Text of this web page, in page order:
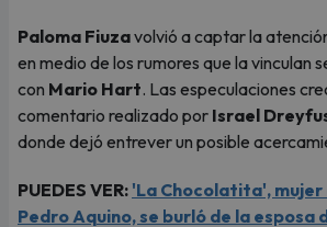
Paloma Fiuzavolvió a captar la
en medio de los rumores que la vinculan
con Mario Hart. Las especulaciones
comentario realizado por Israel
donde dejó entrever un posible
PUEDES VER: 'La Chocolatita',
Pedro Aquino, se burló de la esposa